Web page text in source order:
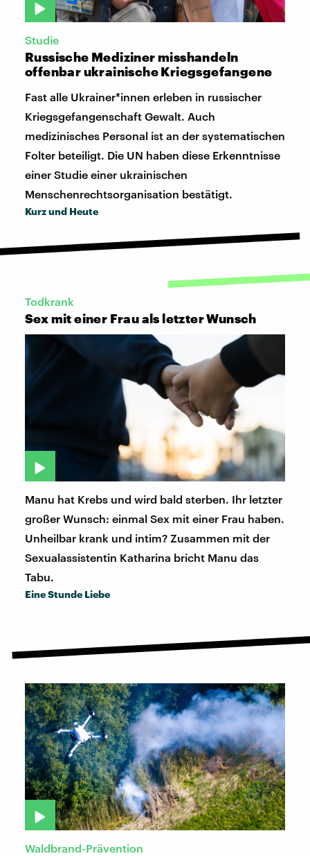
Studie
Russische Mediziner misshandeln
offenbar ukrainische Kriegsgefangene
Fast alle Ukrainer*innen erleben in russischer
Kriegsgefangenschaft Gewalt. Auch
medizinisches Personal ist an der systematischen
Folter beteiligt. Die UN haben diese Erkenntnisse
einer Studie einer ukrainischen
Menschenrechtsorganisation bestätigt.
Kurz und Heute
Todkrank
Sex mit einer Frau als letzter Wunsch
Manu hat Krebs und wird bald sterben. Ihr letzter
großer Wunsch: einmal Sex mit einer Frau haben.
Unheilbar krank und intim? Zusammen mit der
Sexualassistentin Katharina bricht Manu das
Tabu.
Eine Stunde Liebe
Waldbrand-Prävention